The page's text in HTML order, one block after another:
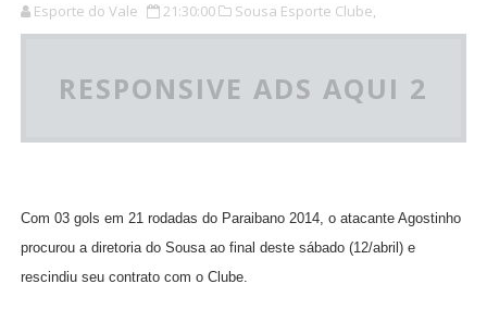
Esporte do Vale 21:30:00 Sousa Esporte Clube,
RESPONSIVE ADS AQUI 2
Com 03 gols em 21 rodadas do Paraibano 2014, o atacante Agostinho
procurou a diretoria do Sousa ao final deste sábado (12/abril) e
rescindiu seu contrato com o Clube.